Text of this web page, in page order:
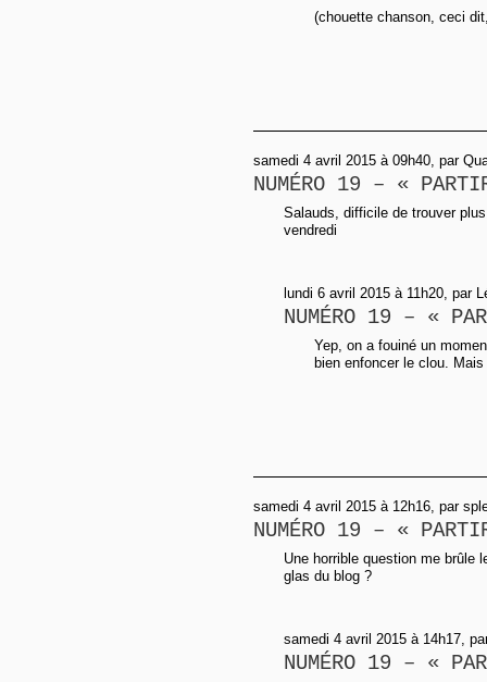
(chouette chanson, ceci
samedi 4 avril 2015 à 09h40, par
NUMÉRO 19 – «
Salauds, difficile de trouver
vendredi
lundi 6 avril 2015 à 11h20, par
NUMÉRO 19 – «
Yep, on a fouiné un
bien enfoncer le clou.
samedi 4 avril 2015 à 12h16, par
NUMÉRO 19 – «
Une horrible question me brûle
glas du blog ?
samedi 4 avril 2015 à 14h17,
NUMÉRO 19 – «